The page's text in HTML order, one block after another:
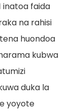
inatoa faida
na rahisi
huondoa
kubwa
duka la
yoyote